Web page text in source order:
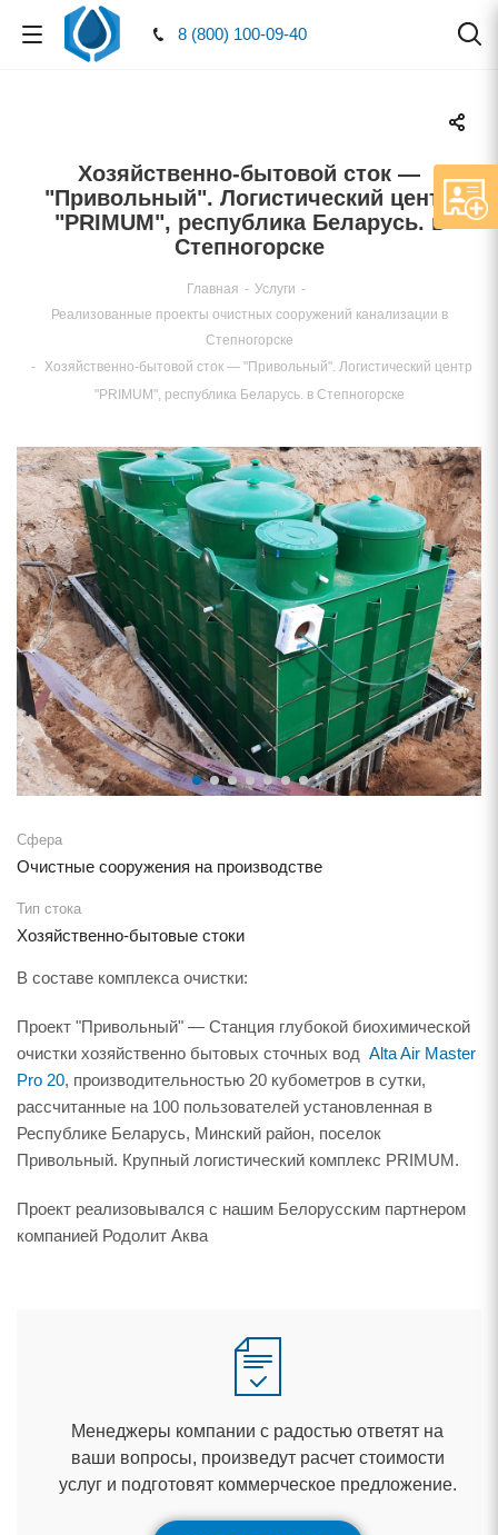
8 (800) 100-09-40
Хозяйственно-бытовой сток —
"Привольный". Логистический центр
"PRIMUM", республика Беларусь.
Степногорске
Главная - Услуги -
Реализованные проекты очистных сооружений канализации
Степногорске
- Хозяйственно-бытовой сток — "Привольный". Логистический центр
"PRIMUM", республика Беларусь. в Степногорске
Сфера
Очистные сооружения на производстве
Тип стока
Хозяйственно-бытовые стоки
В составе комплекса очистки:
Проект "Привольный" — Станция глубокой биохимической
очистки хозяйственно бытовых сточных вод Alta Air Master
Pro 20, производительностью 20 кубометров в сутки,
рассчитанные на 100 пользователей установленная
Республике Беларусь, Минский район, поселок
Привольный. Крупный логистический комплекс PRIMUM.
Проект реализовывался с нашим Белорусским партнером
компанией Родолит Аква
Менеджеры компании с радостью ответят на
аши вопросы, произведут расчет стоимости
услуг и подготовят коммерческое предложение.